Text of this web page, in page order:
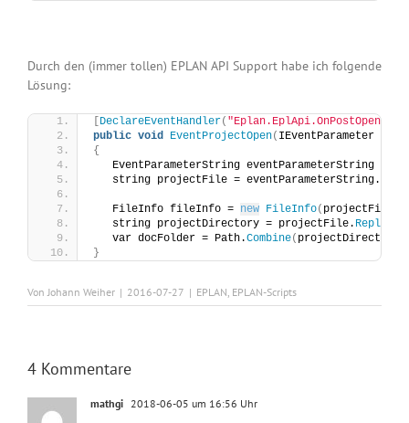
Durch den (immer tollen) EPLAN API Support habe ich folgende
Lösung:
DeclareEventHandler(
public void EventProjectOpen( IEventParameter
{
   EventParameterString eventParameterString =
   string projectFile = eventParameterString.
   FileInfo fileInfo =
new FileInfo( projectFile
   string projectDirectory = projectFile.
Replace
   var docFolder = Path.
Combine(
}
VonJohann Weiher | 2016-07-27 | EPLAN, EPLAN-Scripts
4 Kommentare
mathgi 2018-06-05 um 16:56 Uhr